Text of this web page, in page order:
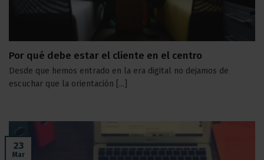
Por qué debe estar el cliente en el centro
Desde que hemos entrado en la era digital no dejamos de
escuchar que la orientación [...]
23
Mar